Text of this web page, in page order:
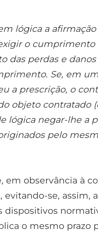
lógica a
o cumprimento
das perdas e
Se, em
a prescrição, o
objeto contratado
lógica negar-lhe a
pelo
em observância à
se, assim,
dispositivos
o mesmo prazo